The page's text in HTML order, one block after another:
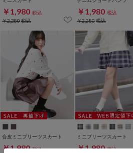
￥1,980 税込
￥2,280税込
￥1,980 税込
￥2,280税込
合皮ミニプリーツスカート
￥1,980 税込
ミニプリーツスカート
￥1,980 税込